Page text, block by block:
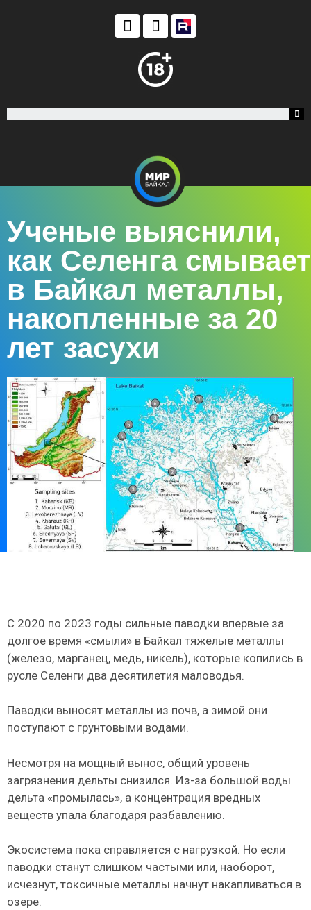
Ученые выяснили,
как Селенга смывает
в Байкал металлы,
накопленные за 20
лет засухи
С 2020 по 2023 годы сильные паводки впервые за
долгое время «смыли» в Байкал тяжелые металлы
(железо, марганец, медь, никель), которые копились в
русле Селенги два десятилетия маловодья.
Паводки выносят металлы из почв, а зимой они
поступают с грунтовыми водами.
Несмотря на мощный вынос, общий уровень
загрязнения дельты снизился. Из-за большой воды
дельта «промылась», а концентрация вредных
веществ упала благодаря разбавлению.
Экосистема пока справляется с нагрузкой. Но если
паводки станут слишком частыми или, наоборот,
исчезнут, токсичные металлы начнут накапливаться в
озере.